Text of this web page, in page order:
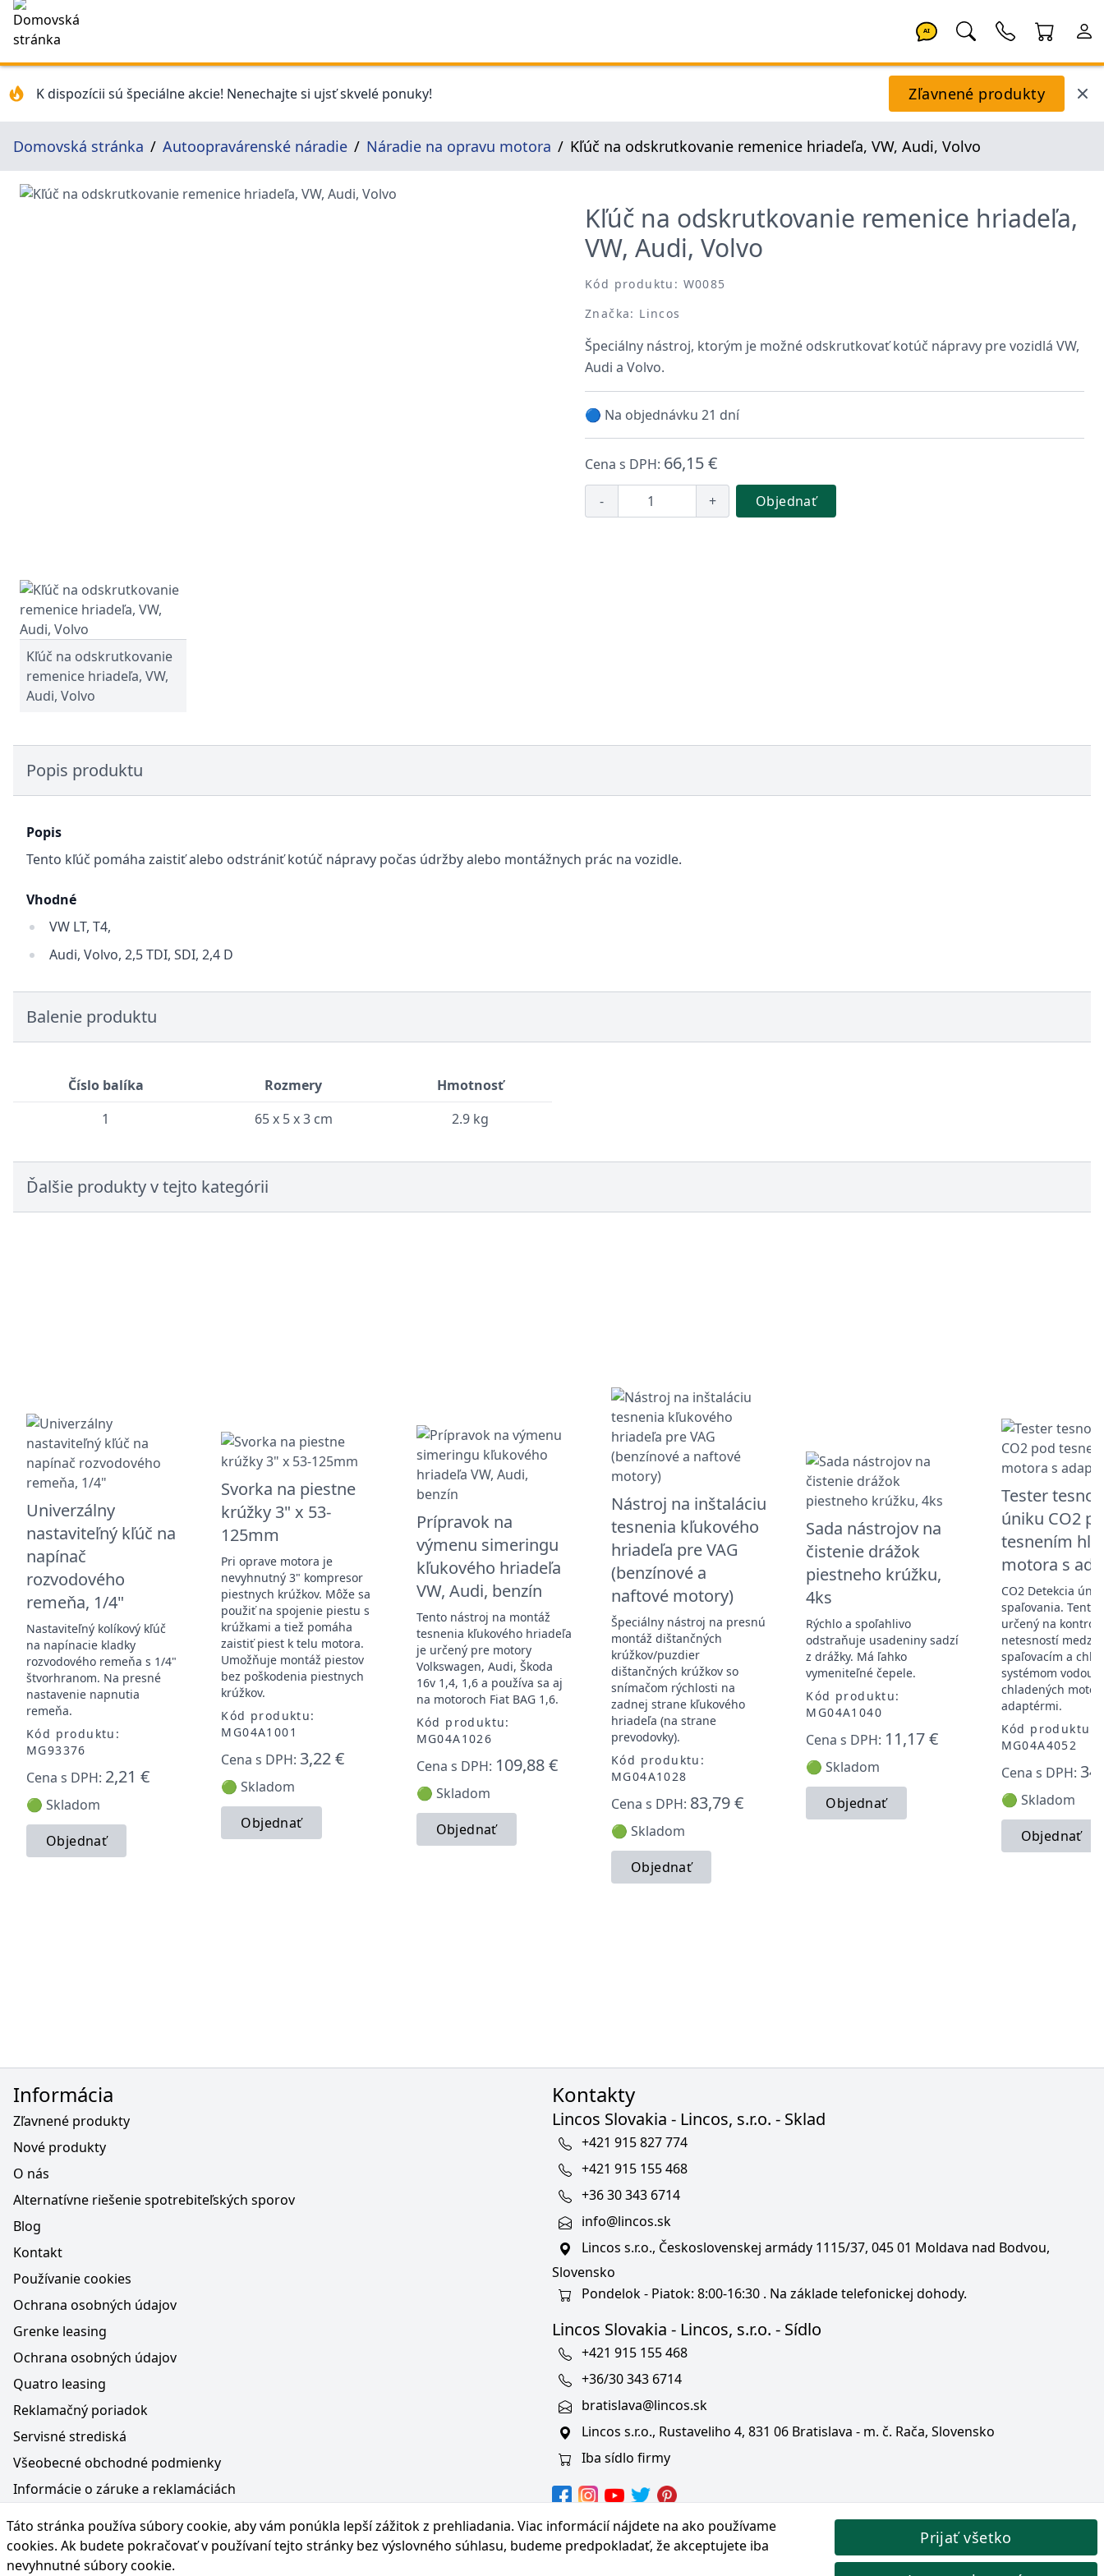
AI
K dispozícii sú špeciálne akcie! Nenechajte si ujsť skvelé ponuky! Zľavnené produkty
Domovská stránka Autoopravárenské náradie Náradie na opravu motora Kľúč na odskrutkovanie remenice hriadeľa, VW, Audi, Volvo
Kľúč na odskrutkovanie remenice hriadeľa,
VW, Audi, Volvo
Kód produktu: W0085
Značka: Lincos
Špeciálny nástroj, ktorým je možné odskrutkovať kotúč nápravy pre vozidlá VW,
Audi a Volvo.
🔵 Na objednávku 21 dní
Cena s DPH: 66,15 €
- + Objednať
Kľúč na odskrutkovanie
remenice hriadeľa, VW,
Audi, Volvo
Popis produktu
Popis
Tento kľúč pomáha zaistiť alebo odstrániť kotúč nápravy počas údržby alebo montážnych prác na vozidle.
Vhodné
VW LT, T4,
Audi, Volvo, 2,5 TDI, SDI, 2,4 D
Balenie produktu
Číslo balíka Rozmery
Hmotnosť
1
65 x 5 x 3 cm 2.9 kg
Ďalšie produkty v tejto kategórii
Univerzálny
nastaviteľný kľúč na
napínač
rozvodového
remeňa, 1/4"
Nastaviteľný kolíkový kľúč
na napínacie kladky
rozvodového remeňa s 1/4"
štvorhranom. Na presné
nastavenie napnutia
remeňa.
Kód produktu:
MG93376
Cena s DPH: 2,21 €
🟢 Skladom
Objednať
Svorka na piestne
krúžky 3" x 53-
125mm
Pri oprave motora je
nevyhnutný 3" kompresor
piestnych krúžkov. Môže sa
použiť na spojenie piestu s
krúžkami a tiež pomáha
zaistiť piest k telu motora.
Umožňuje montáž piestov
bez poškodenia piestnych
krúžkov.
Kód produktu:
MG04A1001
Cena s DPH: 3,22 €
🟢 Skladom
Objednať
Prípravok na
výmenu simeringu
kľukového hriadeľa
VW, Audi, benzín
Tento nástroj na montáž
tesnenia kľukového hriadeľa
je určený pre motory
Volkswagen, Audi, Škoda
16v 1,4, 1,6 a používa sa aj
na motoroch Fiat BAG 1,6.
Kód produktu:
MG04A1026
Cena s DPH: 109,88 €
🟢 Skladom
Objednať
Nástroj na inštaláciu
tesnenia kľukového
hriadeľa pre VAG
(benzínové a
naftové motory)
Špeciálny nástroj na presnú
montáž dištančných
krúžkov/puzdier
dištančných krúžkov so
snímačom rýchlosti na
zadnej strane kľukového
hriadeľa (na strane
prevodovky).
Kód produktu:
MG04A1028
Cena s DPH: 83,79 €
🟢 Skladom
Objednať
Sada nástrojov na
čistenie drážok
piestneho krúžku,
4ks
Rýchlo a spoľahlivo
odstraňuje usadeniny sadzí
z drážky. Má ľahko
vymeniteľné čepele.
Kód produktu:
MG04A1040
Cena s DPH: 11,17 €
🟢 Skladom
Objednať
Tester
úniku CO2
tesnením
motora s
CO2 Detekcia
spaľovania. Tento
určený na
netesností medzi
spaľovacím a
systémom vodou
chladených
adaptérmi.
Kód produktu:
MG04A4052
Cena s DPH:
🟢 Skladom
Objednať
Táto stránka používa súbory cookie, aby vám ponúkla lepší zážitok z prehliadania. Viac informácií nájdete na ako používame
cookies. Ak budete pokračovať v používaní tejto stránky bez výslovného súhlasu, budeme predpokladať, že akceptujete iba
nevyhnutné súbory cookie.
Prijať všetko
Informácia
Zľavnené produkty
Nové produkty
O nás
Alternatívne riešenie spotrebiteľských sporov
Blog
Kontakt
Používanie cookies
Ochrana osobných údajov
Grenke leasing
Ochrana osobných údajov
Quatro leasing
Reklamačný poriadok
Servisné strediská
Všeobecné obchodné podmienky
Informácie o záruke a reklamáciách
Poučenie o práve na odstúpenie od zmluvy
Kontakty
Lincos Slovakia - Lincos, s.r.o. - Sklad
+421 915 827 774
+421 915 155 468
+36 30 343 6714
info@lincos.sk
Lincos s.r.o., Československej armády 1115/37, 045 01 Moldava nad Bodvou,
Slovensko
Pondelok - Piatok: 8:00-16:30 . Na základe telefonickej dohody.
Lincos Slovakia - Lincos, s.r.o. - Sídlo
+421 915 155 468
+36/30 343 6714
bratislava@lincos.sk
Lincos s.r.o., Rustaveliho 4, 831 06 Bratislava - m. č. Rača, Slovensko
Iba sídlo firmy